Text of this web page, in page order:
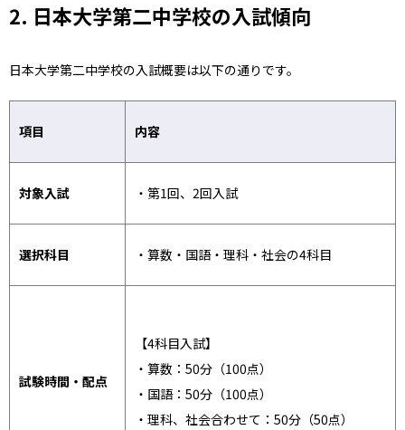
2. 日本大学第二中学校の入試傾向
日本大学第二中学校の入試概要は以下の通りです。
項目 内容
対象入試 ・第1回、2回入試
選択科目 ・算数・国語・理科・社会の4科目
試験時間・配点
【4科目入試】
・算数：50分（100点）
・国語：50分（100点）
・理科、社会合わせて：50分（50点）